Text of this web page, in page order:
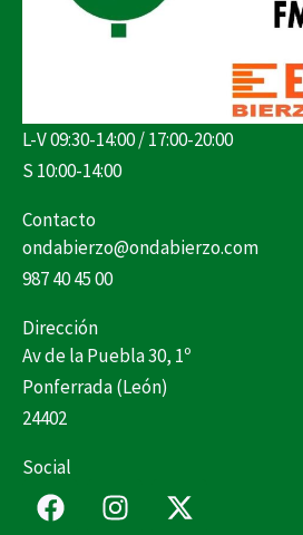
L-V 09:30-14:00 / 17:00-20:00
S 10:00-14:00
Contacto
ondabierzo@ondabierzo.com
987 40 45 00
Dirección
Av de la Puebla 30, 1º
Ponferrada (León)
24402
Social
F
a
I
n
X
-